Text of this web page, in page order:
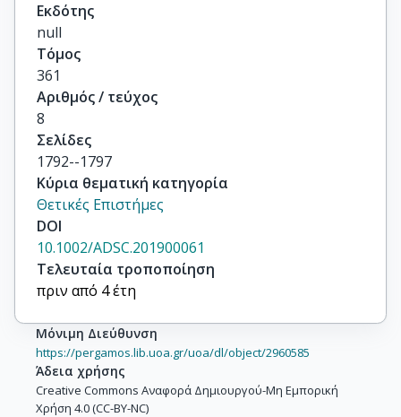
Εκδότης
null
Τόμος
361
Αριθμός / τεύχος
8
Σελίδες
1792--1797
Κύρια θεματική κατηγορία
Θετικές Επιστήμες
DOI
10.1002/ADSC.201900061
Τελευταία τροποποίηση
πριν από 4 έτη
Μόνιμη Διεύθυνση
https://pergamos.lib.uoa.gr/uoa/dl/object/2960585
Άδεια χρήσης
Creative Commons Αναφορά Δημιουργού-Μη Εμπορική
Χρήση 4.0 (CC-BY-NC)